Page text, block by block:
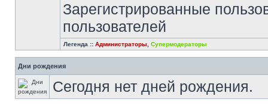
Зарегистрированные
пользователей
Легенда :: Администраторы Супермодераторы
Дни рождения
Сегодня нет дней рождения.